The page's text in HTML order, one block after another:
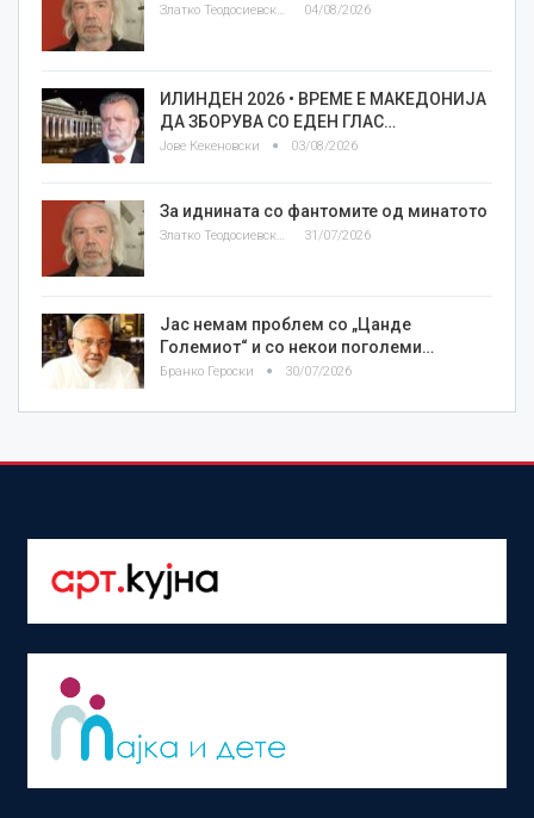
Златко Теодосиевски 04/08/2026
ИЛИНДЕН 2026 • ВРЕМЕ Е МАКЕДОНИЈА
ДА ЗБОРУВА СО ЕДЕН ГЛАС…
Јове Кекеновски 03/08/2026
За иднината со фантомите од минатото
Златко Теодосиевски 31/07/2026
Јас немам проблем со „Цанде
Големиот“ и со некои поголеми…
Бранко Героски 30/07/2026